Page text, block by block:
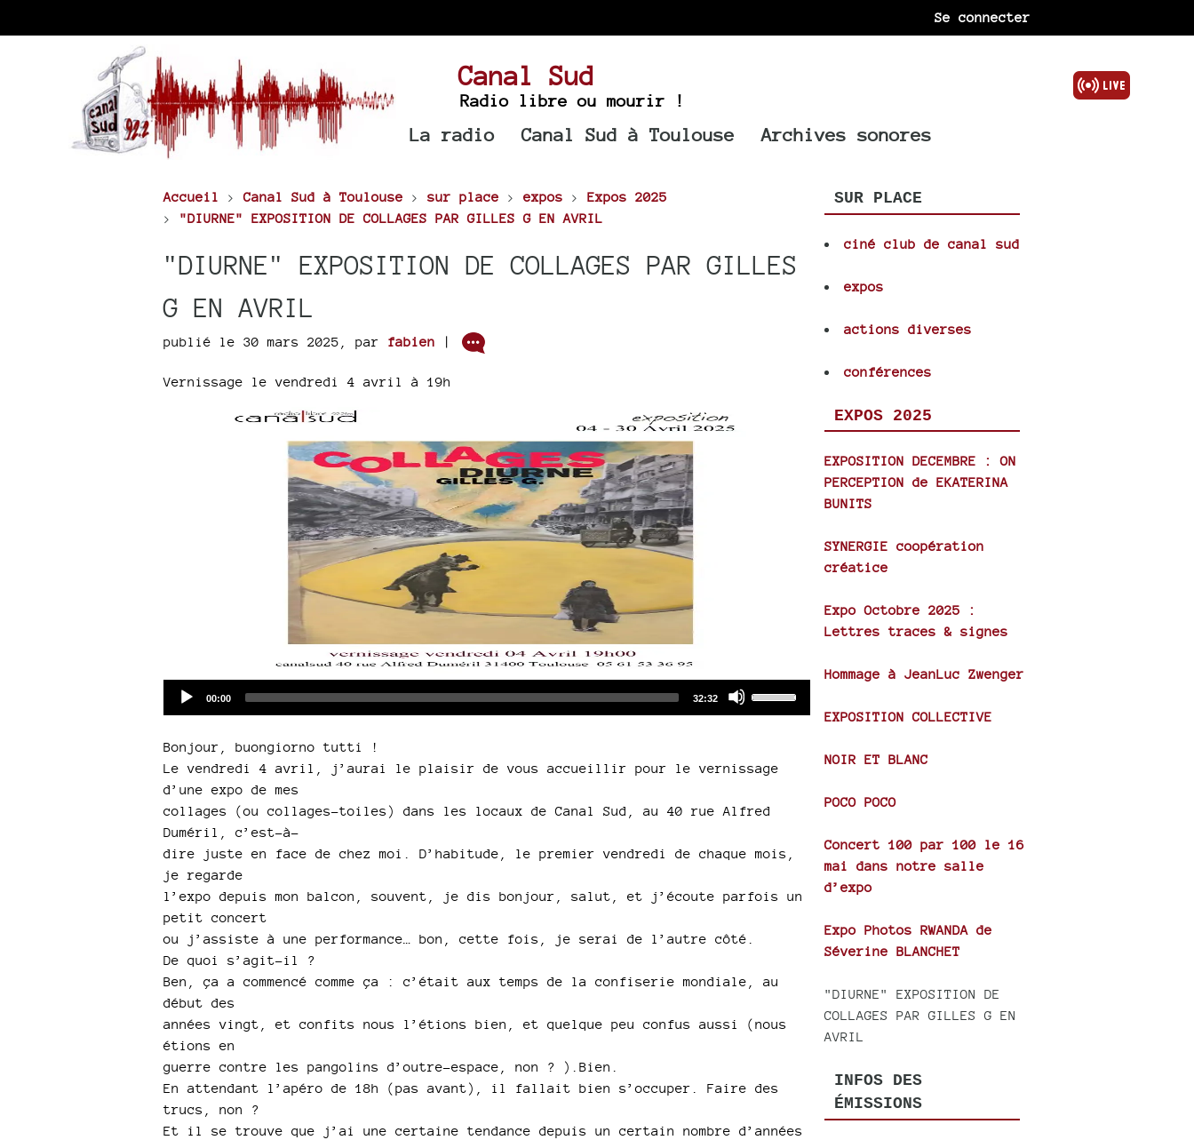
Se connecter
Canal Sud
Radio libre ou mourir !
La radio Canal Sud à Toulouse Archives sonores
Accueil >Canal Sud à Toulouse > sur place > expos > Expos 2025
> "DIURNE" EXPOSITION DE COLLAGES PAR GILLES G EN AVRIL
"DIURNE" EXPOSITION DE COLLAGES PAR GILLES
G EN AVRIL
publié le 30 mars 2025 par fabien |
Vernissage le vendredi 4 avril à 19h
Current
00:00
Total
32:32
to
or
volume.
Bonjour, buongiorno tutti !
Le vendredi 4 avril, j’aurai le plaisir de vous accueillir pour le vernissage
d’une expo de mes
collages (ou collages-toiles) dans les locaux de Canal Sud, au 40 rue Alfred
Duméril, c’est-à-
dire juste en face de chez moi. D’habitude, le premier vendredi de chaque mois,
je regarde
l’expo depuis mon balcon, souvent, je dis bonjour, salut, et j’écoute parfois un
petit concert
ou j’assiste à une performance… bon, cette fois, je serai de l’autre côté.
De quoi s’agit-il ?
Ben, ça a commencé comme ça : c’était aux temps de la confiserie mondiale, au
début des
années vingt, et confits nous l’étions bien, et quelque peu confus aussi (nous
étions en
guerre contre les pangolins d’outre-espace, non ? ).Bien.
En attendant l’apéro de 18h (pas avant), il fallait bien s’occuper. Faire des
trucs, non ?
Et il se trouve que j’ai une certaine tendance depuis un certain nombre d’années
SUR PLACE
ciné club de canal sud
expos
actions diverses
conférences
EXPOS 2025
EXPOSITION DECEMBRE : ON
PERCEPTION de EKATERINA
BUNITS
SYNERGIE coopération
créatice
Expo Octobre 2025 :
Lettres traces & signes
Hommage à JeanLuc Zwenger
EXPOSITION COLLECTIVE
NOIR ET BLANC
POCO POCO
Concert 100 par 100 le 16
mai dans notre salle
d’expo
Expo Photos RWANDA de
Séverine BLANCHET
"DIURNE" EXPOSITION DE
COLLAGES PAR GILLES G EN
AVRIL
INFOS DES
ÉMISSIONS